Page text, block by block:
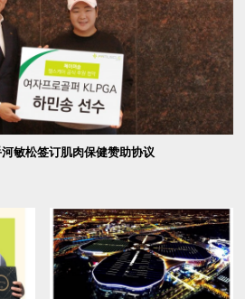
敏松签订肌肉保健赞助协议